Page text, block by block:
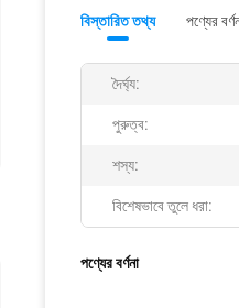
বিস্তারিত তথ্য পণ্যের
দৈর্ঘ্য:
পুরুত্ব:
শস্য:
বিশেষভাবে তুলে ধরা:
পণ্যের বর্ণনা